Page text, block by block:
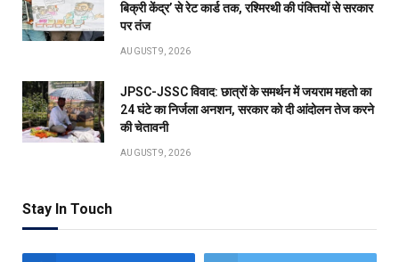
बिक्री केंद्र’ से रेट कार्ड तक, रश्मिरथी की पंक्तियों से सरकार
पर तंज
AUGUST 9, 2026
JPSC-JSSC विवाद: छात्रों के समर्थन में जयराम महतो का
24 घंटे का निर्जला अनशन, सरकार को दी आंदोलन तेज करने
की चेतावनी
AUGUST 9, 2026
Stay In Touch